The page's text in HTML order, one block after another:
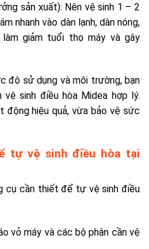
sản xuất): Nên vệ sinh 1 – 2
nhanh vào dàn lạnh, dàn nóng,
giảm tuổi thọ máy và gây
độ sử dụng và môi trường, bạn
sinh điều hòa Midea hợp lý.
động hiệu quả, vừa bảo vệ sức
tự vệ sinh điều hòa tại
cụ cần thiết để tự vệ sinh điều
vỏ máy và các bộ phận cần vệ